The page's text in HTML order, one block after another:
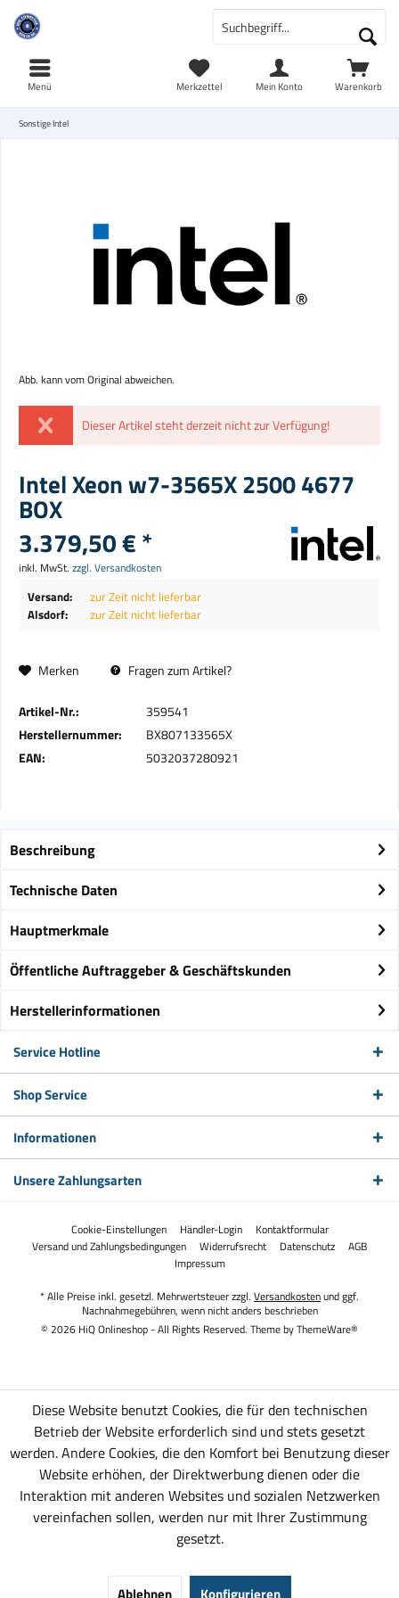
Warenkorb
Merkzettel Mein Konto
Menü
Sonstige Intel
Abb. kann vom Original abweichen.
Dieser Artikel steht derzeit nicht zur Verfügung!
Intel Xeon w7-3565X 2500 4677
BOX
3.379,50 € *
inkl. MwSt. zzgl. Versandkosten
Versand:
zur Zeit nicht lieferbar
Alsdorf:
zur Zeit nicht lieferbar
Merken Fragen zum Artikel?
Artikel-Nr.:
359541
Herstellernummer:
BX807133565X
EAN:
5032037280921
Beschreibung
Technische Daten
Hauptmerkmale
Öffentliche Auftraggeber & Geschäftskunden
Herstellerinformationen
Service Hotline
Shop Service
Informationen
Unsere Zahlungsarten
Cookie-Einstellungen Händler-Login
Kontaktformular
Versand und Zahlungsbedingungen
Widerrufsrecht Datenschutz
AGB
Impressum
* Alle Preise inkl. gesetzl. Mehrwertsteuer zzgl. Versandkostenund ggf.
Nachnahmegebühren, wenn nicht anders beschrieben
© 2026 HiQ Onlineshop - All Rights Reserved. Theme byThemeWare®
Diese Website benutzt Cookies, die für den technischen
Betrieb der Website erforderlich sind und stets gesetzt
werden. Andere Cookies, die den Komfort bei Benutzung dieser
Website erhöhen, der Direktwerbung dienen oder die
Interaktion mit anderen Websites und sozialen Netzwerken
vereinfachen sollen, werden nur mit Ihrer Zustimmung
gesetzt.